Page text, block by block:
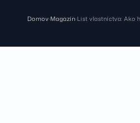
Domov›Magazín›List vlastníctva: Ako